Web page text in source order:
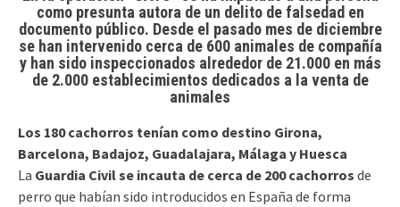
como presunta autora de un delito de falsedad en
documento público. Desde el pasado mes de diciembre
se han intervenido cerca de 600 animales de compañía
y han sido inspeccionados alrededor de 21.000 en más
de 2.000 establecimientos dedicados a la venta de
animales
Los 180 cachorros tenían como destino Girona,
Barcelona, Badajoz, Guadalajara, Málaga y Huesca
La Guardia Civil se incauta de cerca de 200 cachorros de
perro que habían sido introducidos en España de forma